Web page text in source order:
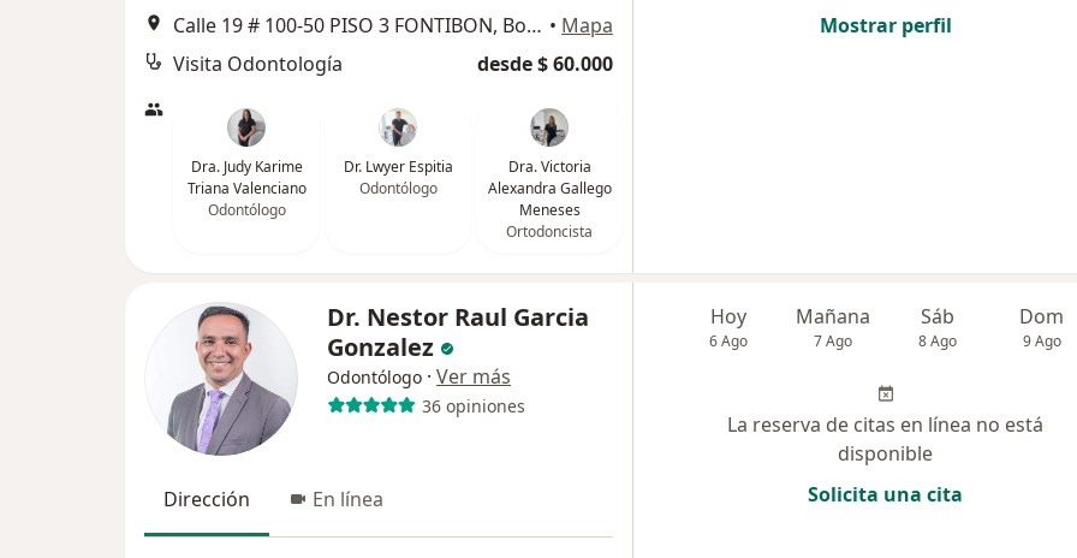
Calle 19 # 100-50 PISO 3 FONTIBON, Bogotá • Mapa
Visita Odontología
desde $ 60.000
Dra. Judy Karime
Triana Valenciano
Odontólogo
Dr. Lwyer Espitia
Odontólogo
Dra. Victoria
Alexandra Gallego
Meneses
Ortodoncista
Mostrar perfil
Dr. Nestor Raul Garcia
Gonzalez
Odontólogo · Ver más
36 opiniones
Dirección En línea
Hoy
6 Ago
Mañana
7 Ago
Sáb
8 Ago
Dom
9 Ago
La reserva de citas en línea no está
disponible
Solicita una cita